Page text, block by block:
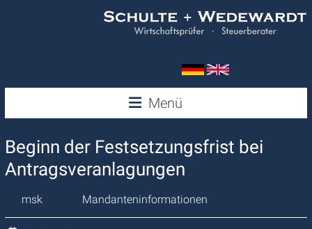
Wedewardt
&
Schulte
Menü
Beginn der Festsetzungsfrist bei
Antragsveranlagungen
msk Mandanteninformationen